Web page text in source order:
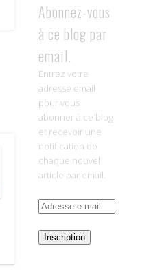
Abonnez-vous
à ce blog par
email.
Entrez votre
adresse email
pour vous
abonner à ce blog
et recevoir une
notification de
chaque nouvel
article par email.
Adresse
mailInscription